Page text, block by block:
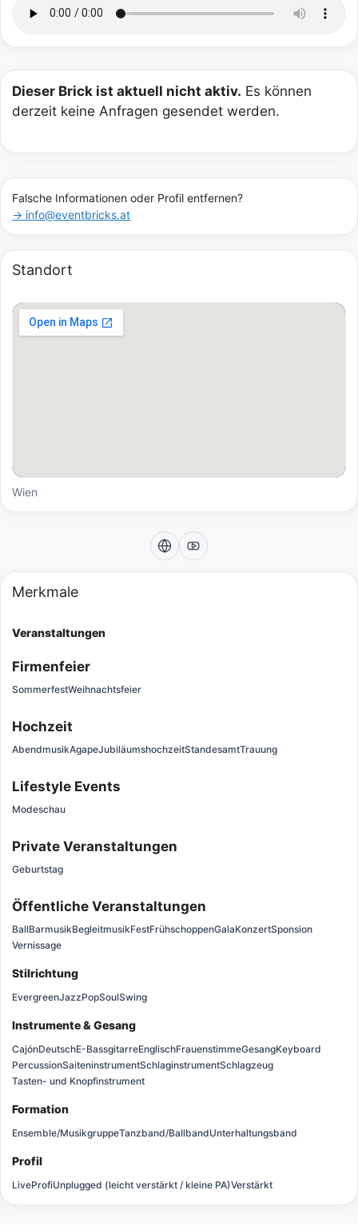
Dieser Brick ist aktuell nicht aktiv. Es können
derzeit keine Anfragen gesendet werden.
Falsche Informationen oder Profil entfernen?
→ info@eventbricks.at
Standort
Wien
Merkmale
Veranstaltungen
Firmenfeier
SommerfestWeihnachtsfeier
Hochzeit
AbendmusikAgapeJubiläumshochzeitStandesamtTrauung
Lifestyle Events
Modeschau
Private Veranstaltungen
Geburtstag
Öffentliche Veranstaltungen
BallBarmusikBegleitmusikFestFrühschoppenGalaKonzertSponsion
Vernissage
Stilrichtung
EvergreenJazzPopSoulSwing
Instrumente & Gesang
CajónDeutschE-BassgitarreEnglischFrauenstimmeGesangKeyboard
PercussionSaiteninstrumentSchlaginstrumentSchlagzeug
Tasten- und Knopfinstrument
Formation
Ensemble/MusikgruppeTanzband/BallbandUnterhaltungsband
Profil
LiveProfiUnplugged (leicht verstärkt / kleine PA)Verstärkt